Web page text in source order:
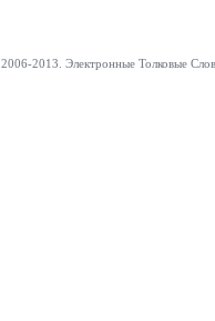
2006-2013. Электронные Толковые